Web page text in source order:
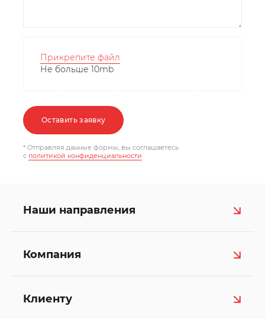
Прикрепите файл
Не больше 10mb
Оставить заявку
* Отправляя данные формы, вы соглашаетесь
c политикой конфиденциальности
Наши направления
Компания
Клиенту